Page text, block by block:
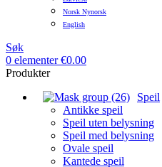
Norsk Nynorsk
English
Søk
0 elementer €0.00
Produkter
Speil
Antikke speil
Speil uten belysning
Speil med belysning
Ovale speil
Kantede speil